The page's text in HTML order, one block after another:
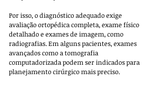
Por isso, o diagnóstico adequado exige
avaliação ortopédica completa, exame físico
detalhado e exames de imagem, como
radiografias. Em alguns pacientes, exames
avançados como a tomografia
computadorizada podem ser indicados para
planejamento cirúrgico mais preciso.